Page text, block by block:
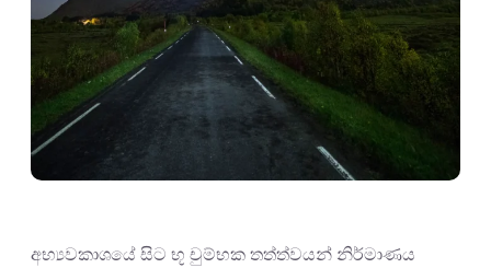
අභ්‍යවකාශයේ සිට භූ චුම්භක තත්ත්වයන් නිර්මාණය